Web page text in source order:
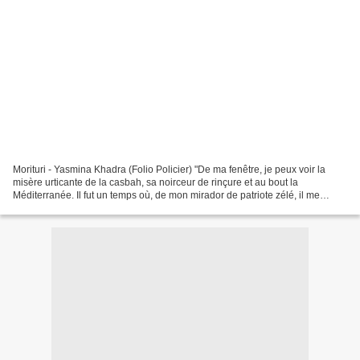
Morituri - Yasmina Khadra (Folio Policier) "De ma fenêtre, je peux voir la
misère urticante de la casbah, sa noirceur de rinçure et au bout la
Méditerranée. Il fut un temps où, de mon mirador de patriote zélé, il me